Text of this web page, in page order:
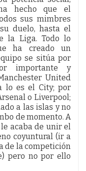
hecho que el
sus mimbres
duelo, hasta el
la Liga. Todo lo
ha creado un
se sitúa por
importante y
United
lo es el City; por
o Liverpool;
a las islas y no
de momento. A
acaba de unir el
coyuntural (ir a
de la competición
pero no por ello